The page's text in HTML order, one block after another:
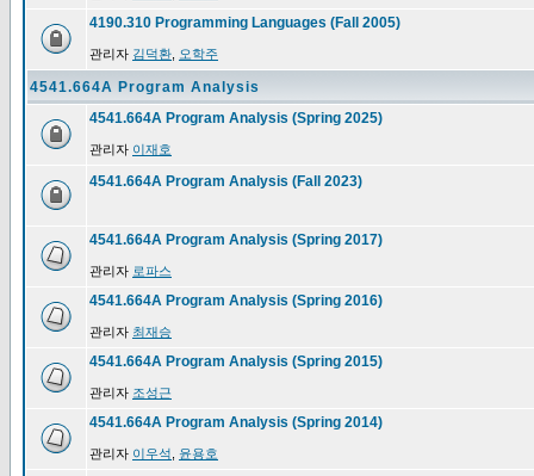
4190.310 Programming Languages (Fall 2005)
관리자 김덕환 오학주
4541.664A Program Analysis
4541.664A Program Analysis (Spring 2025)
관리자 이재호
4541.664A Program Analysis (Fall 2023)
4541.664A Program Analysis (Spring 2017)
관리자 로파스
4541.664A Program Analysis (Spring 2016)
관리자 최재승
4541.664A Program Analysis (Spring 2015)
관리자 조성근
4541.664A Program Analysis (Spring 2014)
관리자 이우석 윤용호